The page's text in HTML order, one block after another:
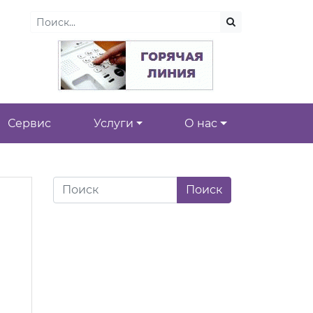
Сервис Услуги О нас